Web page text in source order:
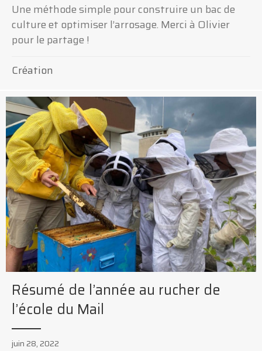
Une méthode simple pour construire un bac de
culture et optimiser l’arrosage. Merci à Olivier
pour le partage !
Création
Résumé de l’année au rucher de
l’école du Mail
juin 28, 2022